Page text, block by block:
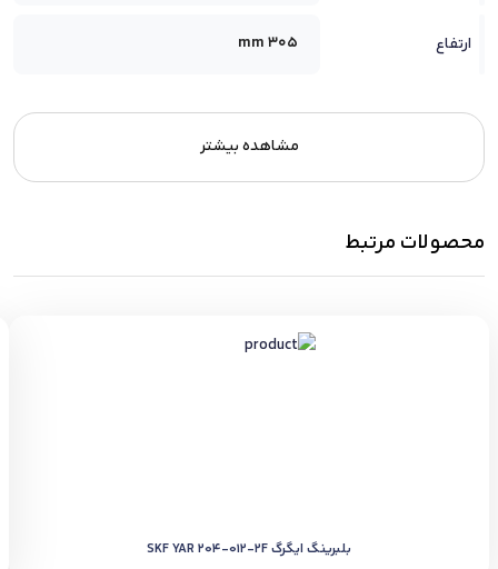
ارتفاع 305 mm
مشاهده بیشتر
محصولات مرتبط
بلبرینگ ایگرگ SKF YAR 204-012-2F